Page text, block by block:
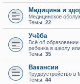
Медицина и
Медицинское
Темы: 22
Учёба
Всё об
ребенка в школу
Темы: 35
Вакансии
Трудоустройство в
Темы: 44